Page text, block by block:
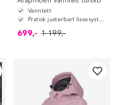
Vanntett
Pratisk justerbart lissesystem
699,- 1 199,-